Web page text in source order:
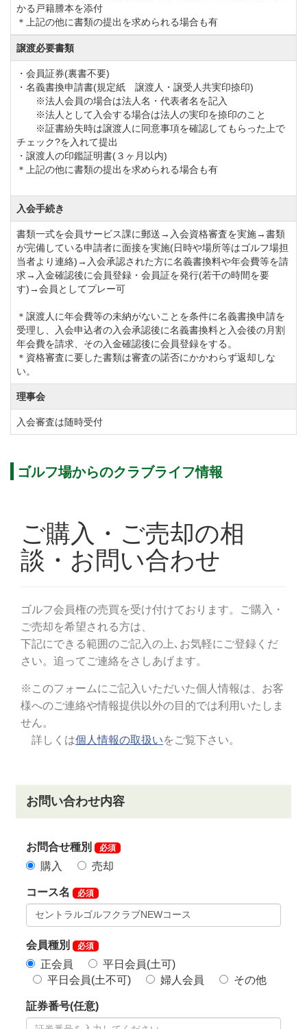
西欧風のお洒落な外装です。
クラブハウス内にはロッカールームや浴室、レストラ
ン、品揃え豊富なプロショップを完備しています。
レストランの朝食メニューで人気のBLTハンバーガー
は来場の際にぜひご賞味ください。
1日の疲れを癒す浴室にはサウナと水風呂もついている
ので、ラウンド後の汗もスッキリと気持ち良く流すこ
とができます。
セントラルゴルフクラブNEWコースではゴルファーの
皆様にお寛ぎ頂けるよう、スタッフも心尽くしのサー
ビスを心掛けております。
世界のトップ・プロが手掛けたコースはゴルファーの
チャレンジスピリッツを刺激してやまない戦略性に富
んだ造りです。
スタートするティの種類やピンの位置によって、難易
度や攻め方が大きく異なるため、何度でも挑戦しても
飽きずにお楽しみ頂けます。
セントラルゴルフクラブNEWコースでは早朝・午後の
スループレーや昼食付のプランなど各種ご用意してお
りますので、ゴルフの腕を磨きたい方や土日祝を利用
すすめです。
ゴルフ会員権の購入や売却・相場情報をご希望の方
アコーディア・ゴルフでは、以下キャンペーンを実施
しています。
【対象】 同社系列ゴルフ場の「個人会員」及び「法
人会員記名者」
【内容】 同社系列ゴルフ場会員権を個人で市場にて
新規購入の場合、名義書換料が一律50％割引
２）親族入会 割引サービス
【対象】 同社系列ゴルフ場「個人会員」の親族（三
新規購入の場合、名義書換料が一律50％割引
下さい。
令和5年1月1日から下記の特典受付を終了します。
グランドステータス制度
年会費を下記のとおり改定します。
①実施：令和8年1月1日より
②年会費
正会員【改定前】33,000円（税込）→【改定後】
かる戸籍謄本を添付
＊上記の他に書類の提出を求められる場合も有
譲渡必要書類
・会員証券(裏書不要)
・名義書換申請書(規定紙 譲渡人・譲受人共実印捺印)
※法人会員の場合は法人名・代表者名を記入
※法人として入会する場合は法人の実印を捺印のこと
※証書紛失時は譲渡人に同意事項を確認してもらった上で
チェック?を入れて提出
・譲渡人の印鑑証明書(３ヶ月以内)
＊上記の他に書類の提出を求められる場合も有
入会手続き
書類一式を会員サービス課に郵送→入会資格審査を実施→書類
が完備している申請者に面接を実施(日時や場所等はゴルフ場担
当者より連絡)→入会承認された方に名義書換料や年会費等を請
求→入金確認後に会員登録・会員証を発行(若干の時間を要
す)→会員としてプレー可
＊譲渡人に年会費等の未納がないことを条件に名義書換申請を
受理し、入会申込者の入会承認後に名義書換料と入会後の月割
年会費を請求、その入金確認後に会員登録をする。
＊資格審査に要した書類は審査の諾否にかかわらず返却しな
い。
理事会
入会審査は随時受付
ゴルフ場からのクラブライフ情報